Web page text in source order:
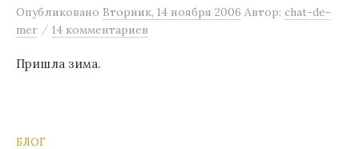
Опубликовано Вторник, 14 ноября 2006 Автор: chat-de-
mer / 14 комментариев
Пришла зима.
БЛОГ